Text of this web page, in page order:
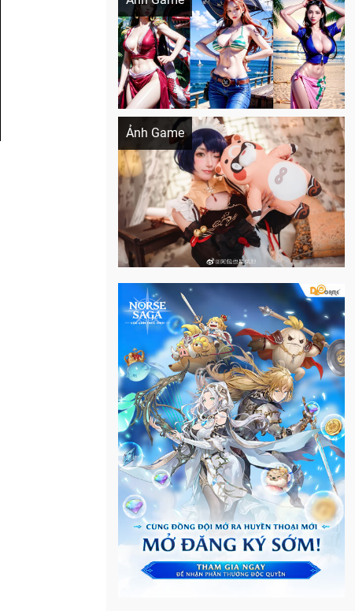
Ảnh Game
Cosplay Xiangling siêu cute